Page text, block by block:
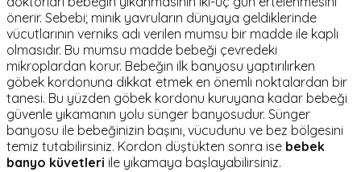
önerir. Sebebi; minik yavruların dünyaya geldiklerinde
vücutlarının verniks adı verilen mumsu bir madde ile kaplı
olmasıdır. Bu mumsu madde bebeği çevredeki
mikroplardan korur. Bebeğin ilk banyosu yaptırılırken
göbek kordonuna dikkat etmek en önemli noktalardan bir
tanesi. Bu yüzden göbek kordonu kuruyana kadar bebeği
güvenle yıkamanın yolu sünger banyosudur. Sünger
banyosu ile bebeğinizin başını, vücudunu ve bez bölgesini
temiz tutabilirsiniz. Kordon düştükten sonra ise bebek
banyo küvetleri ile yıkamaya başlayabilirsiniz.